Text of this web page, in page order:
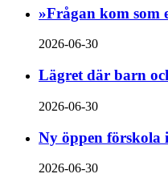
»Frågan kom som
2026-06-30
Lägret där barn
2026-06-30
Ny öppen förskola
2026-06-30